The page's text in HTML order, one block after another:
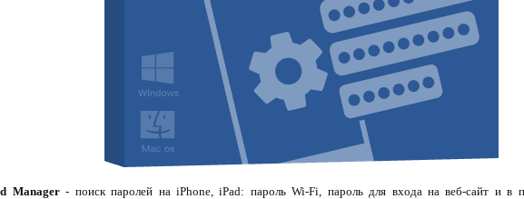
Manager- поиск паролей на iPhone, iPad: пароль Wi-Fi, пароль для входа на веб-сайт и в